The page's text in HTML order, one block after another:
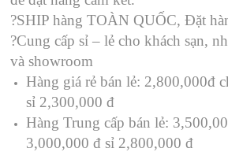
?SHIP hàng TOÀN QUỐC, Đặt
?Cung cấp sỉ – lẻ cho khách sạn,
và showroom
Hàng giá rẻ bán lẻ: 2,800,000đ
sỉ 2,300,000 đ
Hàng Trung cấp bán lẻ:
3,000,000 đ sỉ 2,800,000 đ